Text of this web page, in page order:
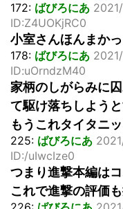
172: ばびろにあ
ID:Z4UOKjRC0
小室さんほんまか
178: ばびろにあ
ID:uOrndzM40
家柄のしがらみに
て駆け落ちしよう
もうこれタイタニ
225: ばびろにあ
ID:/uIwcIze0
つまり進撃本編は
これで進撃の評価